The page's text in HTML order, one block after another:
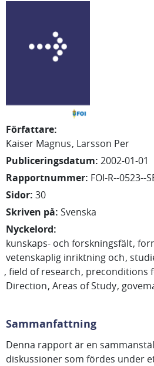
Författare:
Kaiser Magnus Larsson Per
Publiceringsdatum: 2002-01-01
Rapportnummer: FOI-R--0523--
Sidor: 30
Skriven på: Svenska
Nyckelord:
kunskaps- och forskningsfält
vetenskaplig inriktning och
field of research preconditions
Direction Areas of Study
Sammanfattning
Denna rapport är en
diskussioner som fördes under